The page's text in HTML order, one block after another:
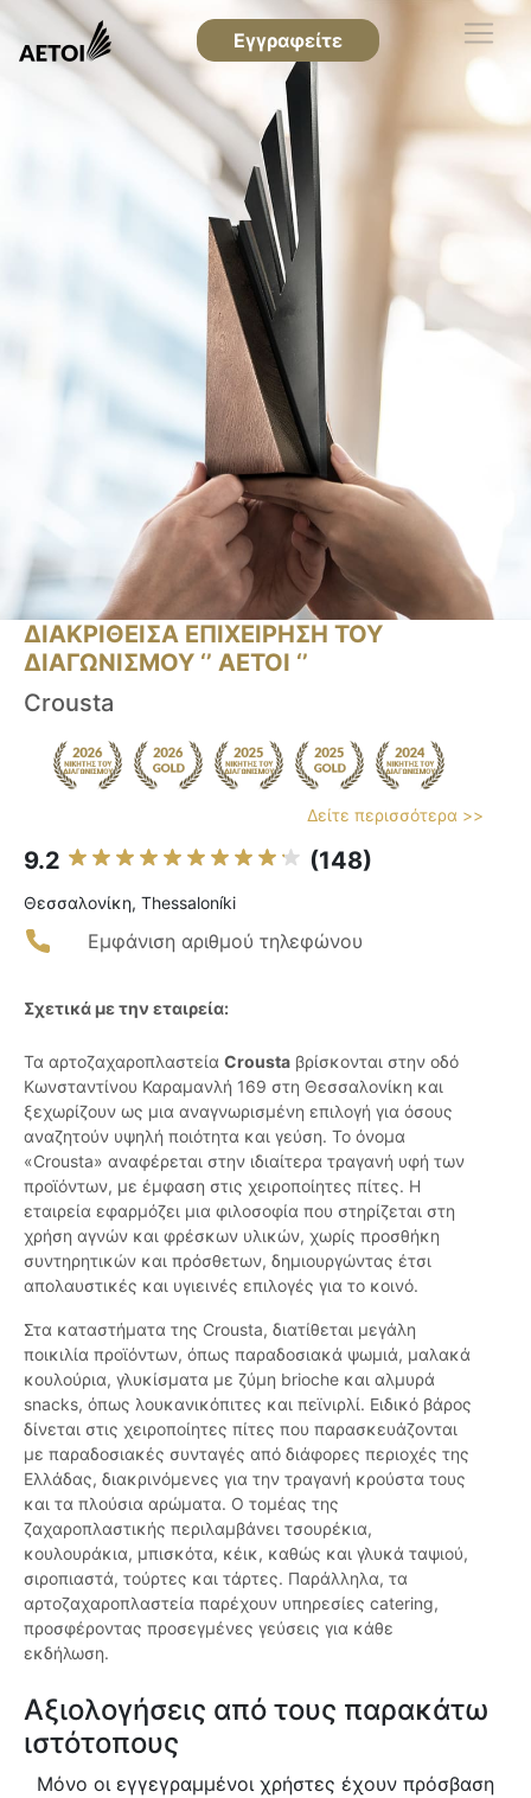
Εγγραφείτε
ΔΙΑΚΡΙΘΕΙΣΑ ΕΠΙΧΕΙΡΗΣΗ ΤΟΥ
ΔΙΑΓΩΝΙΣΜΟΥ ‘’ ΑΕΤΟΙ ‘’
Crousta
Δείτε περισσότερα >>
9.2 (148)
Θεσσαλονίκη, Thessaloníki
Εμφάνιση αριθμού τηλεφώνου
Σχετικά με την εταιρεία:
Τα αρτοζαχαροπλαστεία Crousta βρίσκονται στην οδό
Κωνσταντίνου Καραμανλή 169 στη Θεσσαλονίκη και
ξεχωρίζουν ως μια αναγνωρισμένη επιλογή για όσους
αναζητούν υψηλή ποιότητα και γεύση. Το όνομα
«Crousta» αναφέρεται στην ιδιαίτερα τραγανή υφή των
προϊόντων, με έμφαση στις χειροποίητες πίτες. Η
εταιρεία εφαρμόζει μια φιλοσοφία που στηρίζεται στη
χρήση αγνών και φρέσκων υλικών, χωρίς προσθήκη
συντηρητικών και πρόσθετων, δημιουργώντας έτσι
απολαυστικές και υγιεινές επιλογές για το κοινό.
Στα καταστήματα της Crousta, διατίθεται μεγάλη
ποικιλία προϊόντων, όπως παραδοσιακά ψωμιά, μαλακά
κουλούρια, γλυκίσματα με ζύμη brioche και αλμυρά
snacks, όπως λουκανικόπιτες και πεϊνιρλί. Ειδικό βάρος
δίνεται στις χειροποίητες πίτες που παρασκευάζονται
με παραδοσιακές συνταγές από διάφορες περιοχές της
Ελλάδας, διακρινόμενες για την τραγανή κρούστα τους
και τα πλούσια αρώματα. Ο τομέας της
ζαχαροπλαστικής περιλαμβάνει τσουρέκια,
κουλουράκια, μπισκότα, κέικ, καθώς και γλυκά ταψιού,
σιροπιαστά, τούρτες και τάρτες. Παράλληλα, τα
αρτοζαχαροπλαστεία παρέχουν υπηρεσίες catering,
προσφέροντας προσεγμένες γεύσεις για κάθε
εκδήλωση.
Αξιολογήσεις από τους παρακάτω
ιστότοπους
Μόνο οι εγγεγραμμένοι χρήστες έχουν πρόσβαση